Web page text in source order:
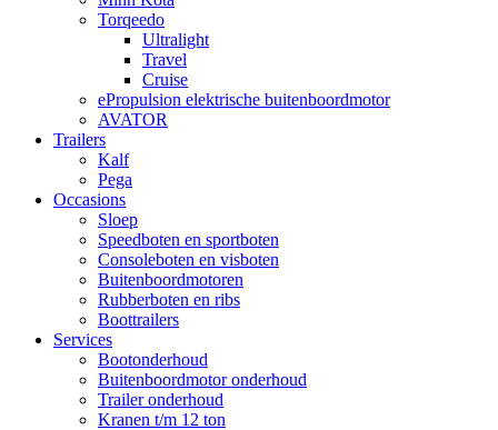
Torqeedo
Ultralight
Travel
Cruise
ePropulsion elektrische buitenboordmotor
AVATOR
Trailers
Kalf
Pega
Occasions
Sloep
Speedboten en sportboten
Consoleboten en visboten
Buitenboordmotoren
Rubberboten en ribs
Boottrailers
Services
Bootonderhoud
Buitenboordmotor onderhoud
Trailer onderhoud
Kranen t/m 12 ton